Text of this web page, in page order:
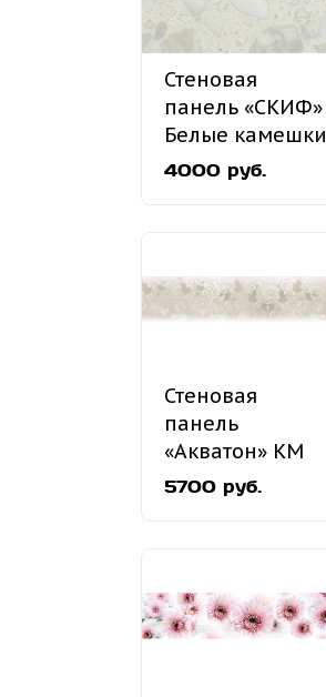
Стеновая
панель «СКИФ»
Белые камешки
№228
4000 руб.
Стеновая
панель
«Акватон» КМ
37
5700 руб.